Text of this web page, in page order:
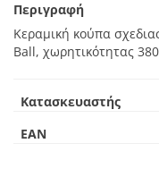
Περιγραφή
Κεραμική κούπα
Ball, χωρητικότητας
Κατασκευαστής
EAN